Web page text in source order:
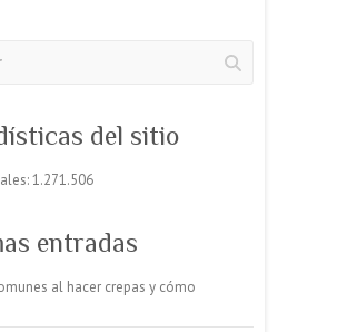
del sitio
1.271.506
entradas
al hacer crepas y cómo